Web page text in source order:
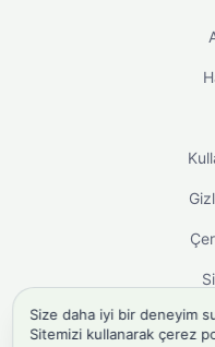
Size daha iyi bir deneyim
Sitemizi kullanarak çerez